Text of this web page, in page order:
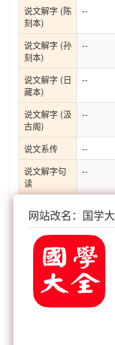
说文解字 (陈
刻本)
--
说文解字 (孙
刻本)
--
说文解字 (日
藏本)
--
说文解字 (汲
古阁)
--
说文系传
--
说文解字句
读
--
声
说文解字义
说文解字诂
--
经籍籑诂
--
网站改名：国学